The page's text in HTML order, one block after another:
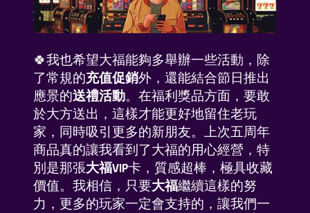
🍀我也希望大福能夠多舉辦一些活動，除
了常規的充值促銷外，還能結合節日推出
應景的送禮活動。在福利獎品方面，要敢
於大方送出，這樣才能更好地留住老玩
家，同時吸引更多的新朋友。上次五周年
商品真的讓我看到了大福的用心經營，特
別是那張大福VIP卡，質感超棒，極具收藏
價值。我相信，只要大福繼續這樣的努
力，更多的玩家一定會支持的，讓我們一